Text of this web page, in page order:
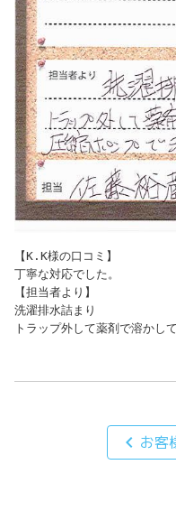
【K.K様の口コミ】
丁寧な対応でした。
【担当者より】
洗濯排水詰まり
トラップ外して薬剤で溶かし
chevron_left お客